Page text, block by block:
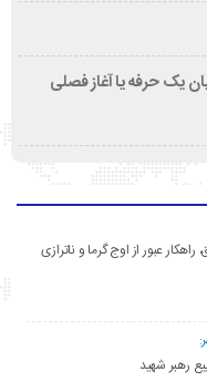
یک حرفه یا آغاز فصلی
راهکار عبور از اوج گرما و ناترازی